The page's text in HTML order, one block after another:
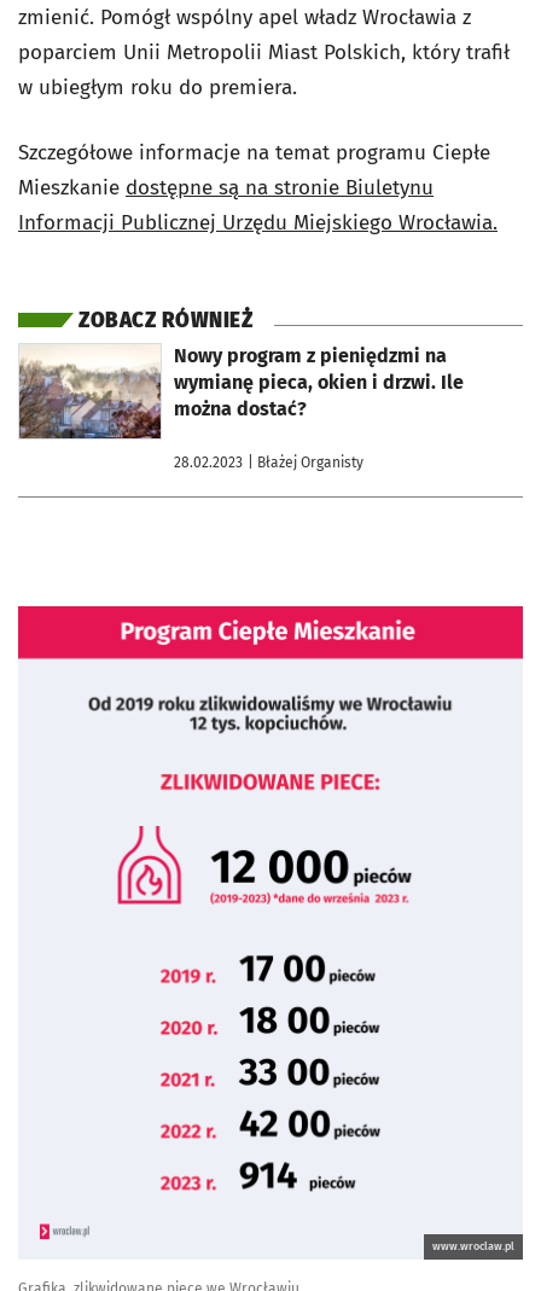
zmienić. Pomógł wspólny apel władz Wrocławia z
poparciem Unii Metropolii Miast Polskich, który trafił
w ubiegłym roku do premiera.
Szczegółowe informacje na temat programu Ciepłe
Mieszkanie dostępne są na stronie Biuletynu
Informacji Publicznej Urzędu Miejskiego Wrocławia.
ZOBACZ RÓWNIEŻ
Nowy program z pieniędzmi na
wymianę pieca, okien i drzwi. Ile
można dostać?
28.02.2023 | Błażej Organisty
otworzy się w nowej karcie
www.wroclaw.pl